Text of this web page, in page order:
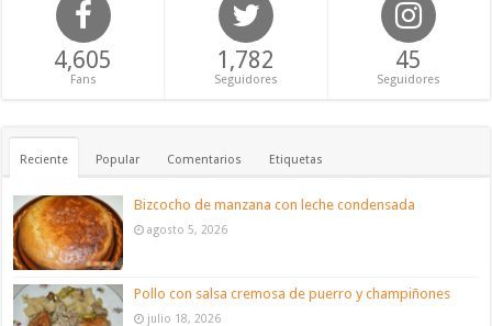
4,605
Fans
1,782
Seguidores
45
Seguidores
Reciente Popular Comentarios Etiquetas
Bizcocho de manzana con leche condensada
agosto 5, 2026
Pollo con salsa cremosa de puerro y champiñones
julio 18, 2026